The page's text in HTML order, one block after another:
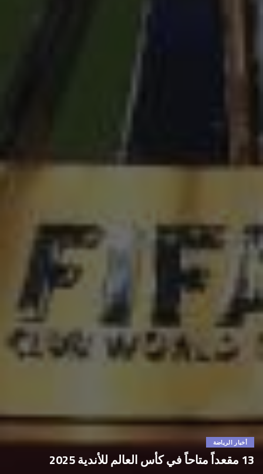
أخبار الرياضة
13 مقعداً متاحاً في كأس العالم للأندية 2025